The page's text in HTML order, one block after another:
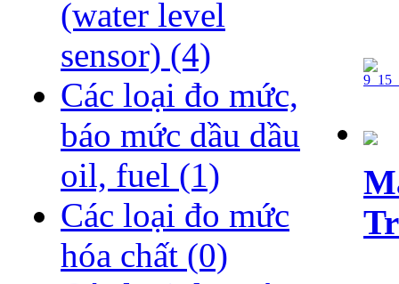
(water level
sensor) (4)
Các loại đo mức,
báo mức dầu dầu
oil, fuel (1)
Các loại đo mức
hóa chất (0)